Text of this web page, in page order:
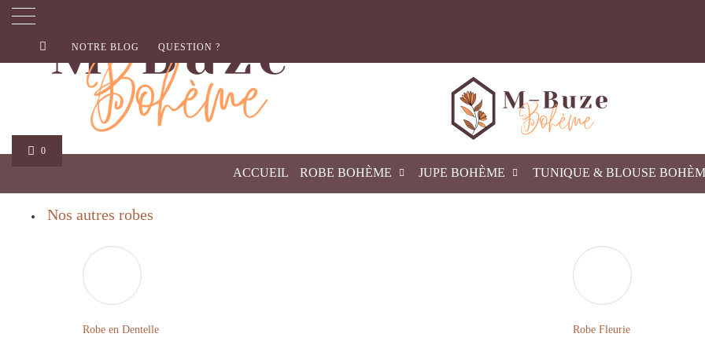
0
NOTRE BLOG QUESTION ?
ACCUEIL ROBE BOHÈME JUPE BOHÈME TUNIQUE & BLOUSE
Nos autres robes
Robe en Dentelle Robe Fleurie